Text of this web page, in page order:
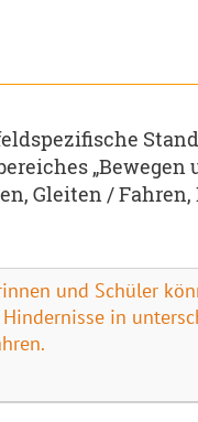
„Bewegen
Gleiten /
und Schüler
in